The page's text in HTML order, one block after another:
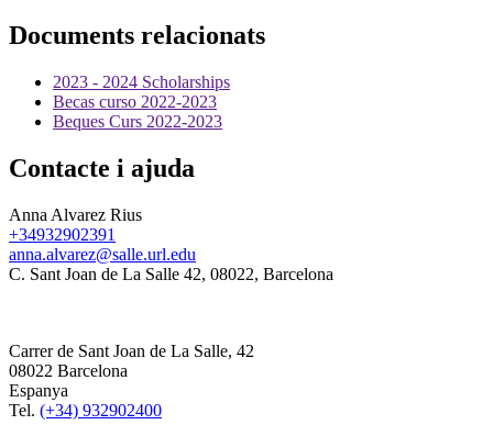
Documents relacionats
2023 - 2024 Scholarships
Becas curso 2022-2023
Beques Curs 2022-2023
Contacte i ajuda
Anna Alvarez Rius
+34932902391
anna.alvarez@salle.url.edu
C. Sant Joan de La Salle 42, 08022, Barcelona
Carrer de Sant Joan de La Salle, 42
08022 Barcelona
Espanya
Tel. (+34) 932902400